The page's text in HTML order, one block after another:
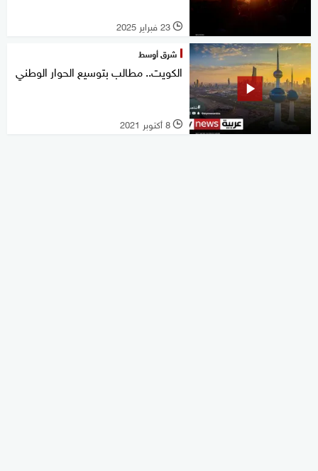
l 23 فبراير 2025
شرق أوسط
الكويت.. مطالب بتوسيع الحوار الوطني
l 8 أكتوبر 2021